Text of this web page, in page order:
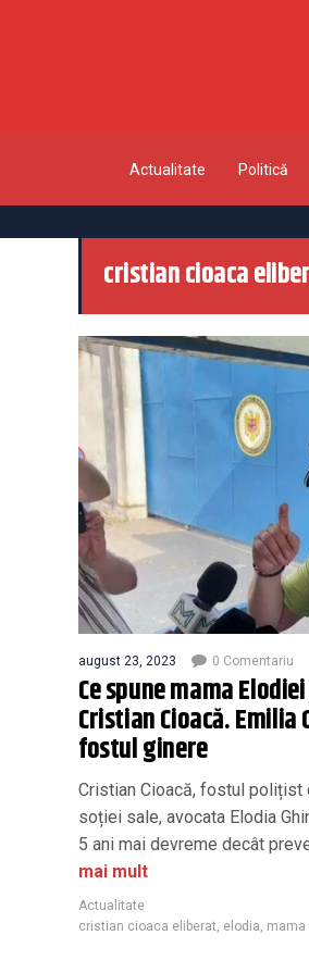
Actualitate Politică
cristian cioaca
august 23, 2023 0 Comentariu
Ce spune mama
Cristian Cioacă.
fostul ginere
Cristian Cioacă, fostul polițist
soției sale, avocata Elodia
5 ani mai devreme decât
mai mult
Actualitate
cristian cioaca eliberat, elodia, mama